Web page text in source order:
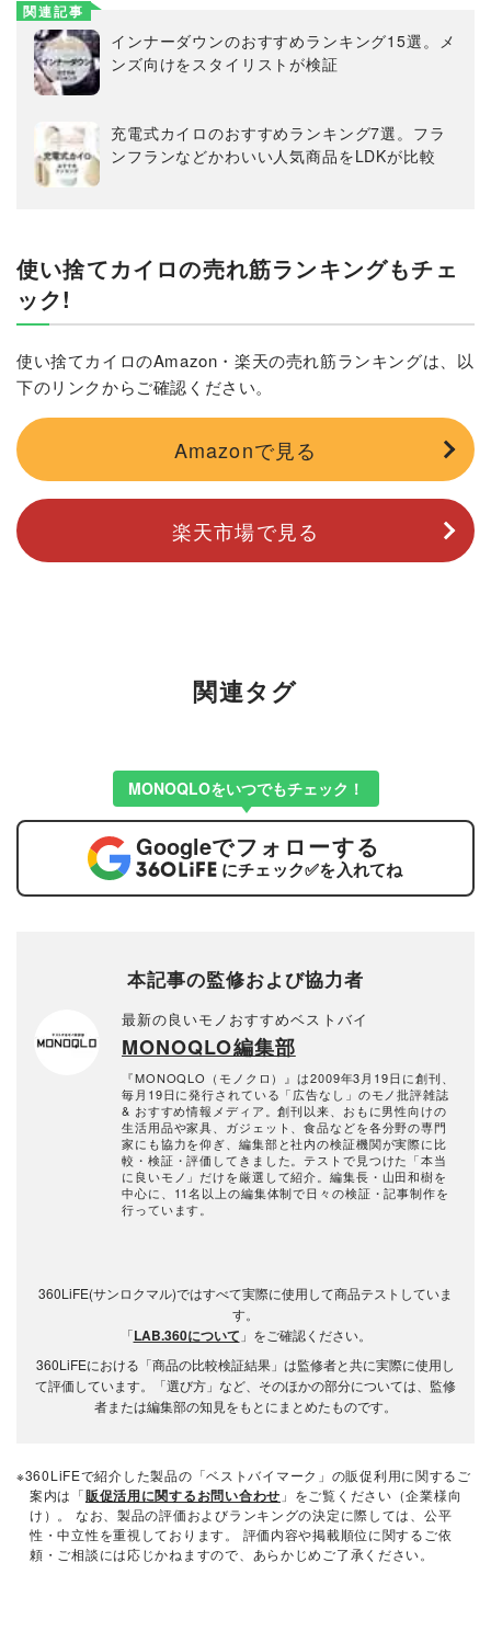
関連記事
インナーダウンのおすすめランキング15選。メ
ンズ向けをスタイリストが検証
充電式カイロのおすすめランキング7選。フラ
ンフランなどかわいい人気商品をLDKが比較
使い捨てカイロの売れ筋ランキングもチェ
ック!
使い捨てカイロのAmazon・楽天の売れ筋ランキングは、以
下のリンクからご確認ください。
Amazonで見る
楽天市場で見る
関連タグ
MONOQLOをいつでもチェック！
Googleでフォローする
にチェック✅を入れてね
本記事の監修および協力者
最新の良いモノおすすめベストバイ
MONOQLO編集部
『MONOQLO（モノクロ）』は2009年3月19日に創刊、
毎月19日に発行されている「広告なし」のモノ批評雑誌
& おすすめ情報メディア。創刊以来、おもに男性向けの
生活用品や家具、ガジェット、食品などを各分野の専門
家にも協力を仰ぎ、編集部と社内の検証機関が実際に比
較・検証・評価してきました。テストで見つけた「本当
に良いモノ」だけを厳選して紹介。編集長・山田和樹を
中心に、11名以上の編集体制で日々の検証・記事制作を
行っています。
360LiFE(サンロクマル)ではすべて実際に使用して商品テストしていま
す。
「LAB.360について 」をご確認ください。
360LiFEにおける「商品の比較検証結果」は監修者と共に実際に使用し
て評価しています。「選び方」など、そのほかの部分については、監修
者または編集部の知見をもとにまとめたものです。
※360LiFEで紹介した製品の「ベストバイマーク」の販促利用に関するご
案内は「販促活用に関するお問い合わせ 」をご覧ください（企業様向
け）。 なお、製品の評価およびランキングの決定に際しては、公平
性・中立性を重視しております。 評価内容や掲載順位に関するご依
頼・ご相談には応じかねますので、あらかじめご了承ください。